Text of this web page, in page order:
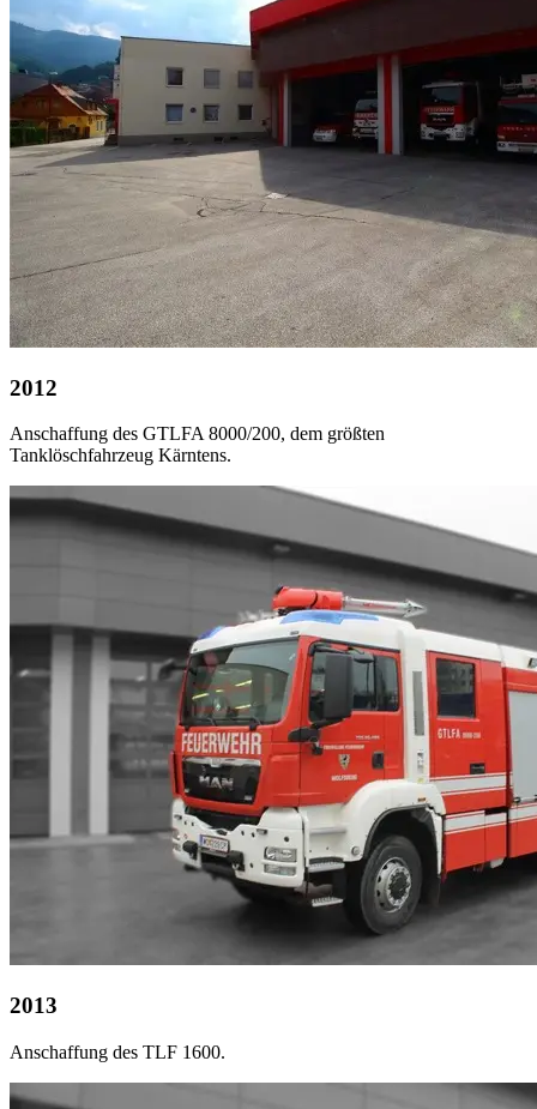
2012
Anschaffung des GTLFA 8000/200, dem größten
Tanklöschfahrzeug Kärntens.
2013
Anschaffung des TLF 1600.